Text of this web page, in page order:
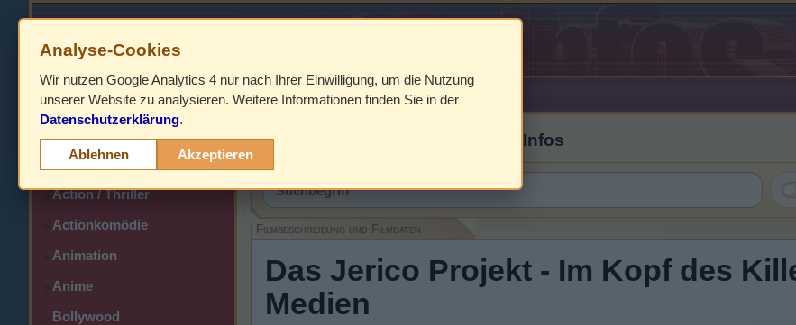
HOME
>
> Action
>Action / Thriller
>Actionkomödie
>Animation
>Anime
>Bollywood
Filmbeschreibung, Cover & DVD Infos
Filmbeschreibung und Filmdaten
Das Jerico Projekt - Im Kopf des
Medien
Analyse-Cookies
Wir nutzen Google Analytics 4 nur nach Ihrer Einwilligung, um die Nutzung
unserer Website zu analysieren. Weitere Informationen finden Sie in der
Datenschutzerklärung.
Ablehnen Akzeptieren